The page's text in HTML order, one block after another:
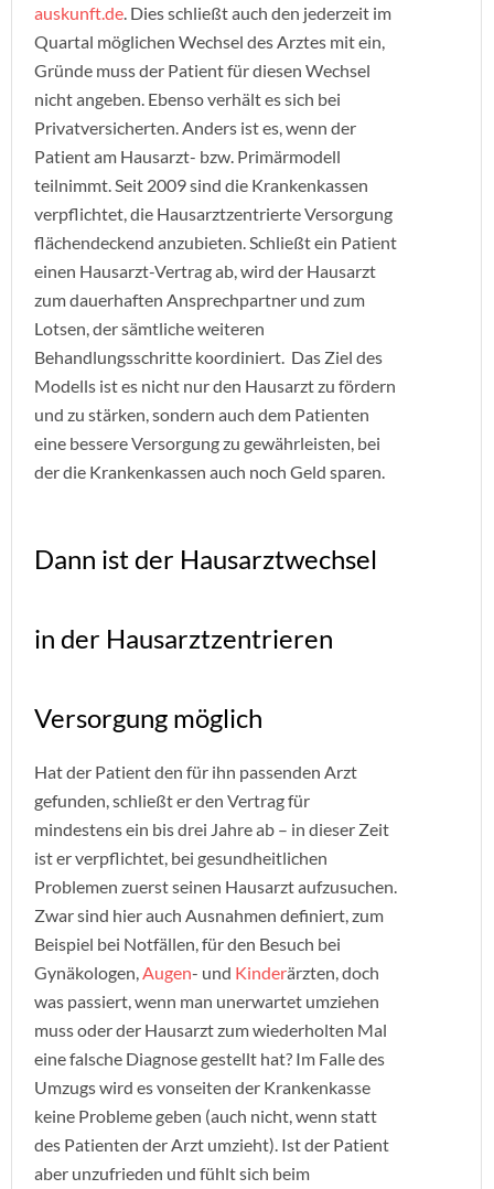
auskunft.de . Dies schließt auch den jederzeit im
Quartal möglichen Wechsel des Arztes mit ein,
Gründe muss der Patient für diesen Wechsel
nicht angeben. Ebenso verhält es sich bei
Privatversicherten. Anders ist es, wenn der
Patient am Hausarzt- bzw. Primärmodell
teilnimmt. Seit 2009 sind die Krankenkassen
verpflichtet, die Hausarztzentrierte Versorgung
flächendeckend anzubieten. Schließt ein Patient
einen Hausarzt-Vertrag ab, wird der Hausarzt
zum dauerhaften Ansprechpartner und zum
Lotsen, der sämtliche weiteren
Behandlungsschritte koordiniert. Das Ziel des
Modells ist es nicht nur den Hausarzt zu fördern
und zu stärken, sondern auch dem Patienten
eine bessere Versorgung zu gewährleisten, bei
der die Krankenkassen auch noch Geld sparen.
Dann ist der Hausarztwechsel
in der Hausarztzentrieren
Versorgung möglich
Hat der Patient den für ihn passenden Arzt
gefunden, schließt er den Vertrag für
mindestens ein bis drei Jahre ab – in dieser Zeit
ist er verpflichtet, bei gesundheitlichen
Problemen zuerst seinen Hausarzt aufzusuchen.
Zwar sind hier auch Ausnahmen definiert, zum
Beispiel bei Notfällen, für den Besuch bei
Gynäkologen, Augen- und Kinderärzten, doch
was passiert, wenn man unerwartet umziehen
muss oder der Hausarzt zum wiederholten Mal
eine falsche Diagnose gestellt hat? Im Falle des
Umzugs wird es vonseiten der Krankenkasse
keine Probleme geben (auch nicht, wenn statt
des Patienten der Arzt umzieht). Ist der Patient
aber unzufrieden und fühlt sich beim